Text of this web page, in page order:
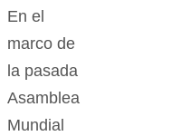
En el
marco de
la pasada
Asamblea
Mundial